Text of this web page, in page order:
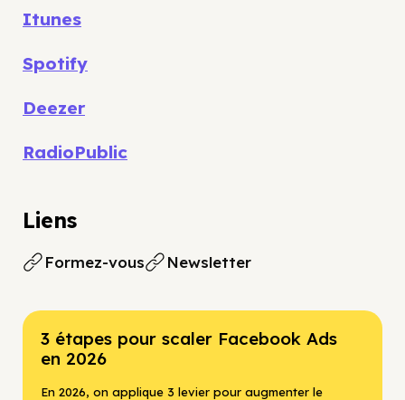
Itunes
Spotify
Deezer
RadioPublic
Liens
Formez-vous Newsletter
3 étapes pour scaler Facebook Ads
en 2026
En 2026, on applique 3 levier pour augmenter le